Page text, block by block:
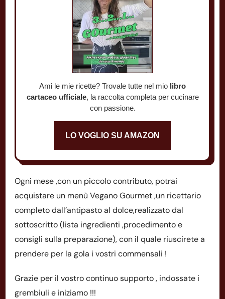
Ami le mie ricette? Trovale tutte nel mio libro
cartaceo ufficiale, la raccolta completa per cucinare
con passione.
LO VOGLIO SU AMAZON
Ogni mese ,con un piccolo contributo, potrai
acquistare un menù Vegano Gourmet ,un ricettario
completo dall’antipasto al dolce,realizzato dal
sottoscritto (lista ingredienti ,procedimento e
consigli sulla preparazione), con il quale riuscirete a
prendere per la gola i vostri commensali !
Grazie per il vostro continuo supporto , indossate i
grembiuli e iniziamo !!!